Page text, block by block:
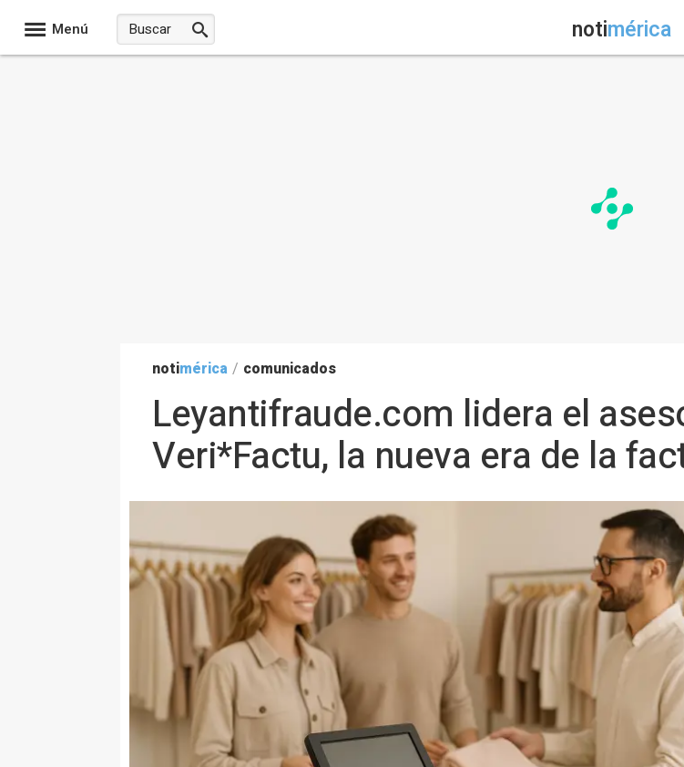
Menú notimérica
notimérica / comunicados
Leyantifraude.com lidera el
Veri*Factu, la nueva era de la